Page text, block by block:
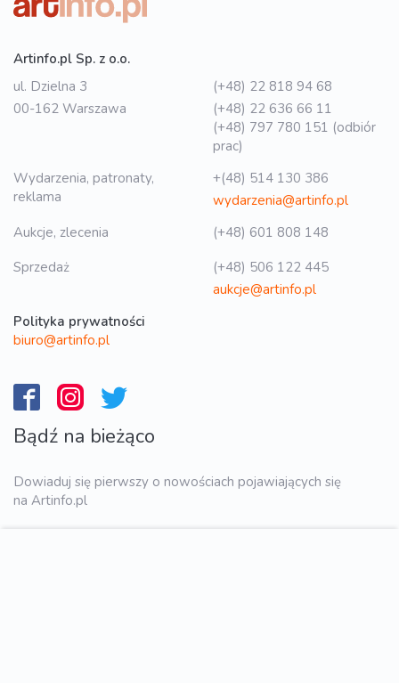
Artinfo.pl Sp. z o.o.
ul. Dzielna 3
00-162 Warszawa
(+48) 22 818 94 68
(+48) 22 636 66 11
(+48) 797 780 151 (odbiór
prac)
Wydarzenia, patronaty,
reklama
+(48) 514 130 386
wydarzenia@artinfo.pl
Aukcje, zlecenia
(+48) 601 808 148
Sprzedaż
(+48) 506 122 445
aukcje@artinfo.pl
Polityka prywatności
biuro@artinfo.pl
Bądź na bieżąco
Dowiaduj się pierwszy o nowościach pojawiających się
na Artinfo.pl